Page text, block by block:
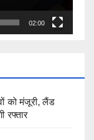
02:00
को मंजूरी, लैंड
रफ्तार